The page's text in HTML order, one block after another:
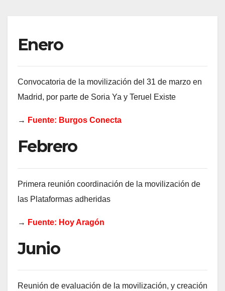
Enero
Convocatoria de la movilización del 31 de marzo en
Madrid, por parte de Soria Ya y Teruel Existe
→ Fuente: Burgos Conecta
Febrero
Primera reunión coordinación de la movilización de
las Plataformas adheridas
→ Fuente: Hoy Aragón
Junio
Reunión de evaluación de la movilización, y creación